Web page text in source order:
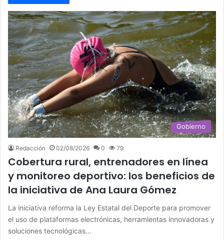
Gobierno
Redacción 02/08/2026 0 79
Cobertura rural, entrenadores en línea
y monitoreo deportivo: los beneficios de
la iniciativa de Ana Laura Gómez
La iniciativa reforma la Ley Estatal del Deporte para promover
el uso de plataformas electrónicas, herramientas innovadoras y
soluciones tecnológicas…